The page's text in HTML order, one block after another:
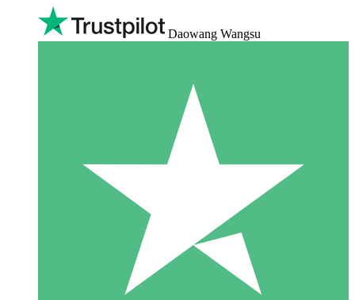
Daowang Wangsu